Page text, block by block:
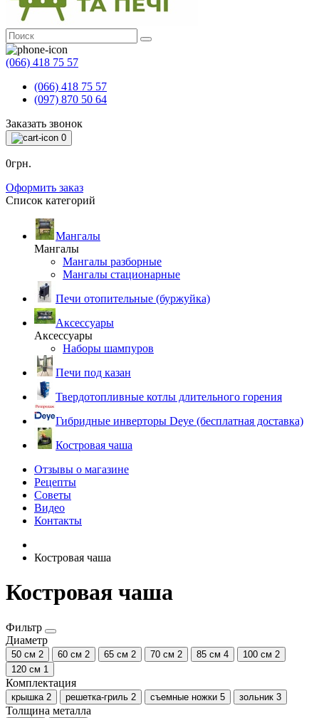
(066) 418 75 57
(066) 418 75 57
(097) 870 50 64
Заказать звонок
0
0грн.
Оформить заказ
Список категорий
Мангалы
Мангалы
Мангалы разборные
Мангалы стационарные
Печи отопительные (буржуйка)
Аксессуары
Аксессуары
Наборы шампуров
Печи под казан
Твердотопливные котлы длительного горения
Гибридные инверторы Deye (бесплатная доставка)
Костровая чаша
Отзывы о магазине
Рецепты
Советы
Видео
Контакты
Костровая чаша
Костровая чаша
Фильтр
Диаметр
50 см 2 60 см 2 65 см 2 70 см 2 85 см 4 100 см 2
120 см 1
Комплектация
крышка 2 решетка-гриль 2 съемные ножки 5 зольник 3
Толщина металла